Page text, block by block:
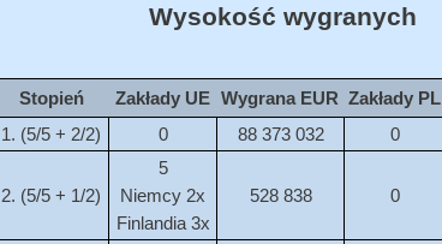
Wysokość wygranych
Stopień Zakłady UE Wygrana EUR Zakłady PL
1. (5/5 + 2/2)
0 88 373 032 0
2. (5/5 + 1/2)
5
Niemcy 2x
Finlandia 3x
528 838 0